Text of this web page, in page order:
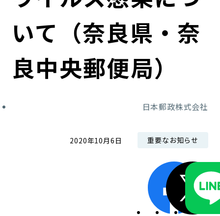
ローカル共創イニシアティブ
IRニュース
IRカレンダー
環境
いて（奈良県・奈
良中央郵便局）
日本郵政株式会社
2020年10月6日 重要なお知らせ